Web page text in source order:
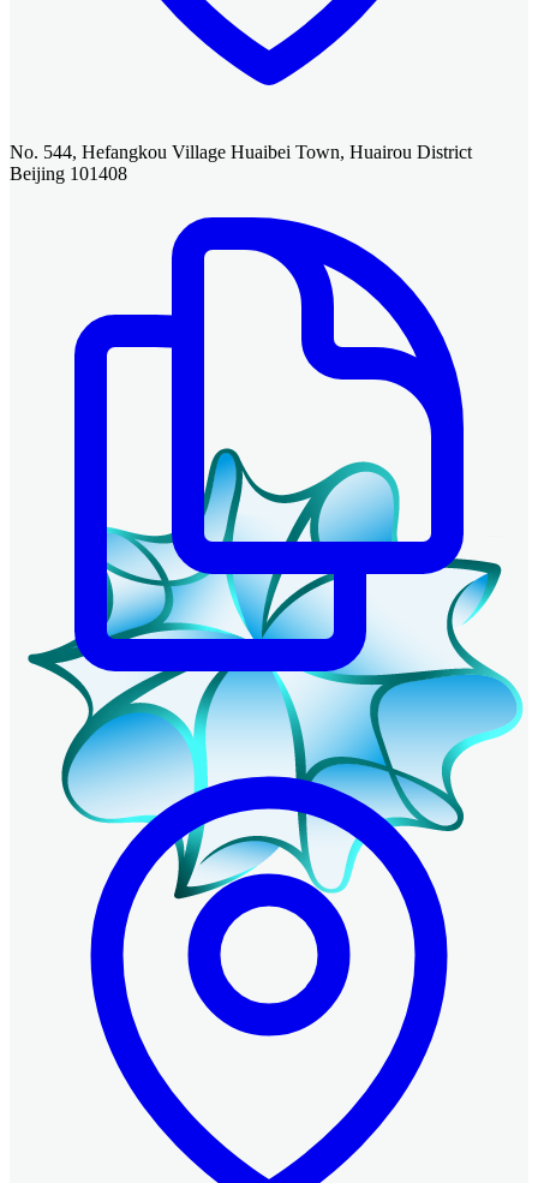
No. 544, Hefangkou Village Huaibei Town, Huairou District
Beijing 101408